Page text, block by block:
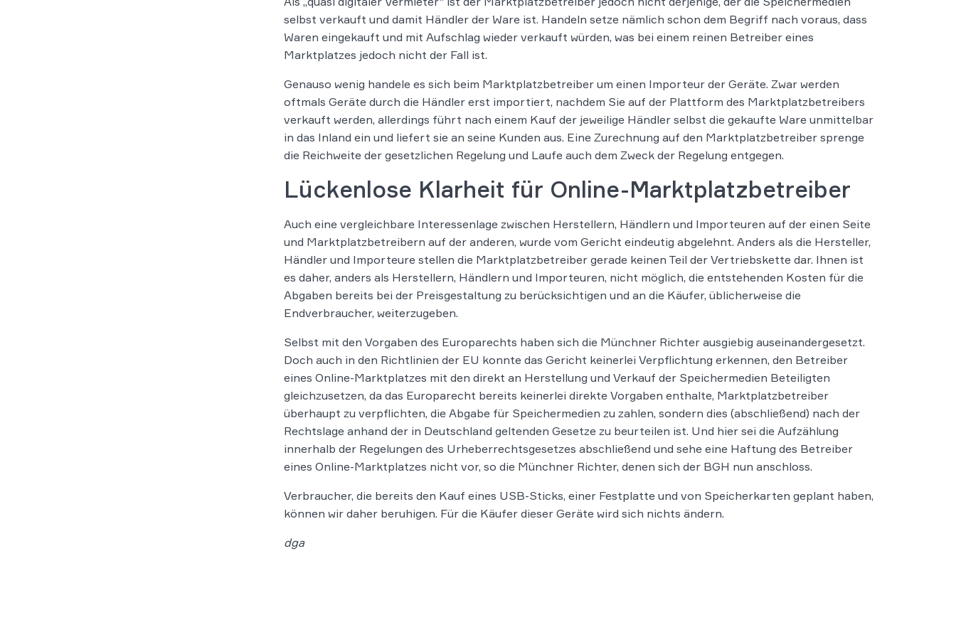
selbst verkauft und damit Händler der Ware ist. Handeln setze nämlich schon dem Begriff nach voraus, dass
Waren eingekauft und mit Aufschlag wieder verkauft würden, was bei einem reinen Betreiber eines
Marktplatzes jedoch nicht der Fall ist.
Genauso wenig handele es sich beim Marktplatzbetreiber um einen Importeur der Geräte. Zwar werden
oftmals Geräte durch die Händler erst importiert, nachdem Sie auf der Plattform des Marktplatzbetreibers
verkauft werden, allerdings führt nach einem Kauf der jeweilige Händler selbst die gekaufte Ware unmittelbar
in das Inland ein und liefert sie an seine Kunden aus. Eine Zurechnung auf den Marktplatzbetreiber sprenge
die Reichweite der gesetzlichen Regelung und Laufe auch dem Zweck der Regelung entgegen.
Lückenlose Klarheit für Online-Marktplatzbetreiber
Auch eine vergleichbare Interessenlage zwischen Herstellern, Händlern und Importeuren auf der einen Seite
und Marktplatzbetreibern auf der anderen, wurde vom Gericht eindeutig abgelehnt. Anders als die Hersteller,
Händler und Importeure stellen die Marktplatzbetreiber gerade keinen Teil der Vertriebskette dar. Ihnen ist
es daher, anders als Herstellern, Händlern und Importeuren, nicht möglich, die entstehenden Kosten für die
Abgaben bereits bei der Preisgestaltung zu berücksichtigen und an die Käufer, üblicherweise die
Endverbraucher, weiterzugeben.
Selbst mit den Vorgaben des Europarechts haben sich die Münchner Richter ausgiebig auseinandergesetzt.
Doch auch in den Richtlinien der EU konnte das Gericht keinerlei Verpflichtung erkennen, den Betreiber
eines Online-Marktplatzes mit den direkt an Herstellung und Verkauf der Speichermedien Beteiligten
gleichzusetzen, da das Europarecht bereits keinerlei direkte Vorgaben enthalte, Marktplatzbetreiber
überhaupt zu verpflichten, die Abgabe für Speichermedien zu zahlen, sondern dies (abschließend) nach der
Rechtslage anhand der in Deutschland geltenden Gesetze zu beurteilen ist. Und hier sei die Aufzählung
innerhalb der Regelungen des Urheberrechtsgesetzes abschließend und sehe eine Haftung des Betreiber
eines Online-Marktplatzes nicht vor, so die Münchner Richter, denen sich der BGH nun anschloss.
Verbraucher, die bereits den Kauf eines USB-Sticks, einer Festplatte und von Speicherkarten geplant haben,
können wir daher beruhigen. Für die Käufer dieser Geräte wird sich nichts ändern.
dga